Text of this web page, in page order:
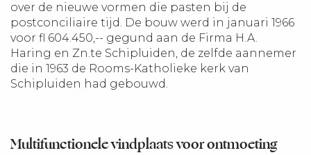
over de nieuwe vormen die pasten bij de
postconciliaire tijd. De bouw werd in januari 1966
voor fl 604.450,-- gegund aan de Firma H.A.
Haring en Zn.te Schipluiden, de zelfde aannemer
die in 1963 de Rooms-Katholieke kerk van
Schipluiden had gebouwd.
Multifunctionele vindplaats voor ontmoeting